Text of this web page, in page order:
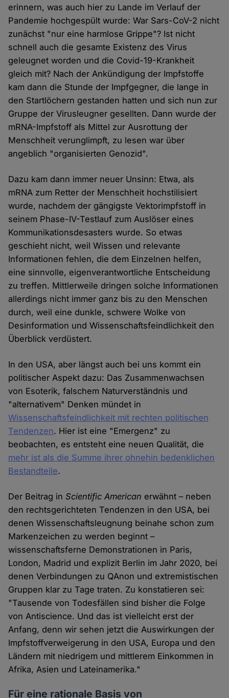
erinnern, was auch hier zu Lande im Verlauf der
Pandemie hochgespült wurde: War Sars-CoV-2 nicht
zunächst "nur eine harmlose Grippe"? Ist nicht
schnell auch die gesamte Existenz des Virus
geleugnet worden und die Covid-19-Krankheit
gleich mit? Nach der Ankündigung der Impfstoffe
kam dann die Stunde der Impfgegner, die lange in
den Startlöchern gestanden hatten und sich nun zur
Gruppe der Virusleugner gesellten. Dann wurde der
mRNA-Impfstoff als Mittel zur Ausrottung der
Menschheit verunglimpft, zu lesen war über
angeblich "organisierten Genozid".
Dazu kam dann immer neuer Unsinn: Etwa, als
mRNA zum Retter der Menschheit hochstilisiert
wurde, nachdem der gängigste Vektorimpfstoff in
seinem Phase-IV-Testlauf zum Auslöser eines
Kommunikationsdesasters wurde. So etwas
geschieht nicht, weil Wissen und relevante
Informationen fehlen, die dem Einzelnen helfen,
eine sinnvolle, eigenverantwortliche Entscheidung
zu treffen. Mittlerweile dringen solche Informationen
allerdings nicht immer ganz bis zu den Menschen
durch, weil eine dunkle, schwere Wolke von
Desinformation und Wissenschaftsfeindlichkeit den
Überblick verdüstert.
In den USA, aber längst auch bei uns kommt ein
politischer Aspekt dazu: Das Zusammenwachsen
von Esoterik, falschem Naturverständnis und
"alternativem" Denken mündet in
Wissenschaftsfeindlichkeit mit rechten politischen
Tendenzen. Hier ist eine "Emergenz" zu
beobachten, es entsteht eine neuen Qualität, die
mehr ist als die Summe ihrer ohnehin bedenklichen
Bestandteile.
Der Beitrag inScientific American erwähnt – neben
den rechtsgerichteten Tendenzen in den USA, bei
denen Wissenschaftsleugnung beinahe schon zum
Markenzeichen zu werden beginnt –
wissenschaftsferne Demonstrationen in Paris,
London, Madrid und explizit Berlin im Jahr 2020, bei
denen Verbindungen zu QAnon und extremistischen
Gruppen klar zu Tage traten. Zu konstatieren sei:
"Tausende von Todesfällen sind bisher die Folge
von Antiscience. Und das ist vielleicht erst der
Anfang, denn wir sehen jetzt die Auswirkungen der
Impfstoffverweigerung in den USA, Europa und den
Ländern mit niedrigem und mittlerem Einkommen in
Afrika, Asien und Lateinamerika."
Für eine rationale Basis von